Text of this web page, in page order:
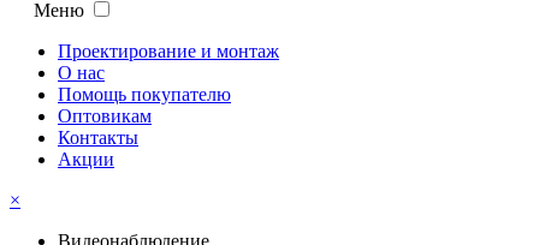
Меню
Проектирование и монтаж
О нас
Помощь покупателю
Оптовикам
Контакты
Акции
×
Видеонаблюдение